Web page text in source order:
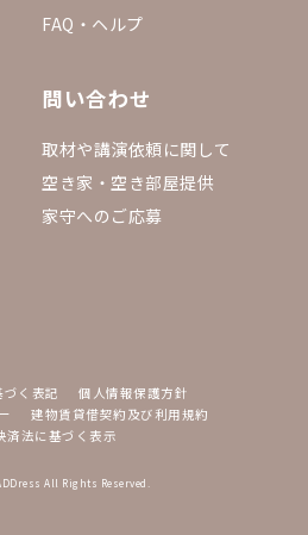
FAQ・ヘルプ
問い合わせ
取材や講演依頼に関して
空き家・空き部屋提供
家守へのご応募
く表記
個人情報保護方針
建物賃貸借契約及び利用規約
済法に基づく表示
All Rights Reserved.